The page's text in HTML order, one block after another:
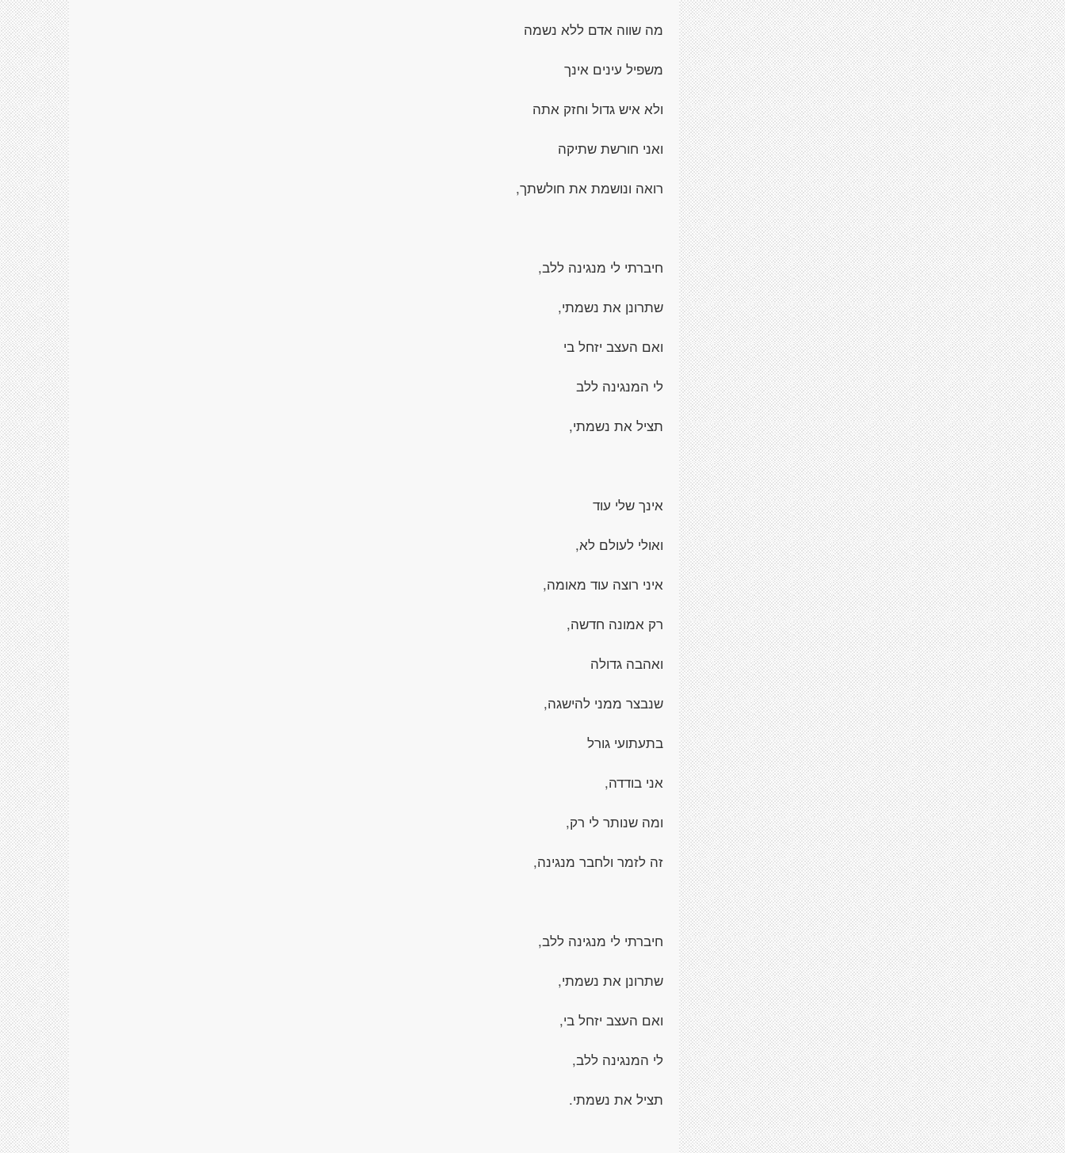
מה שווה אדם ללא נשמה
משפיל עינים אינך
ולא איש גדול וחזק אתה
ואני חורשת שתיקה
רואה ונושמת את חולשתך,
חיברתי לי מנגינה ללב,
שתרונן את נשמתי,
ואם העצב יזחל בי
לי המנגינה ללב
תציל את נשמתי,
אינך שלי עוד
ואולי לעולם לא,
איני רוצה עוד מאומה,
רק אמונה חדשה,
ואהבה גדולה
שנבצר ממני להישגה,
בתעתועי גורל
אני בודדה,
ומה שנותר לי רק,
זה לזמר ולחבר מנגינה,
חיברתי לי מנגינה ללב,
שתרונן את נשמתי,
ואם העצב יזחל בי,
לי המנגינה ללב,
תציל את נשמתי.